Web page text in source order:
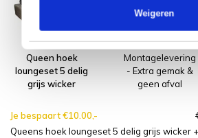
Weigeren
Queen hoek
loungeset 5 delig
grijs wicker
Montagelevering
- Extra gemak &
geen afval
Je bespaart €10.00,-
Queens hoek loungeset 5 delig grijs wicker +